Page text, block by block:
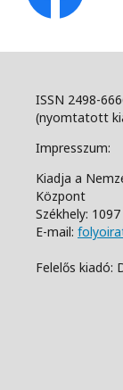
ISSN 2498-
(nyomtatott
Impresszum:
Kiadja a
Központ
Székhely:
E-mail:
Felelős kiadó: